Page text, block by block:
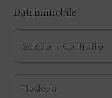
Dati immobile
Tipologia